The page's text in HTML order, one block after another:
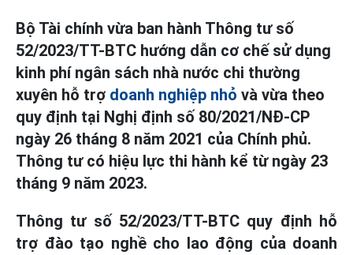
Bộ Tài chính vừa ban hành Thông tư số
52/2023/TT-BTC hướng dẫn cơ chế sử dụng
kinh phí ngân sách nhà nước chi thường
xuyên hỗ trợ doanh nghiệp nhỏ và vừa theo
quy định tại Nghị định số 80/2021/NĐ-CP
ngày 26 tháng 8 năm 2021 của Chính phủ.
Thông tư có hiệu lực thi hành kể từ ngày 23
tháng 9 năm 2023.
Thông tư số 52/2023/TT-BTC quy định hỗ
trợ đào tạo nghề cho lao động của doanh